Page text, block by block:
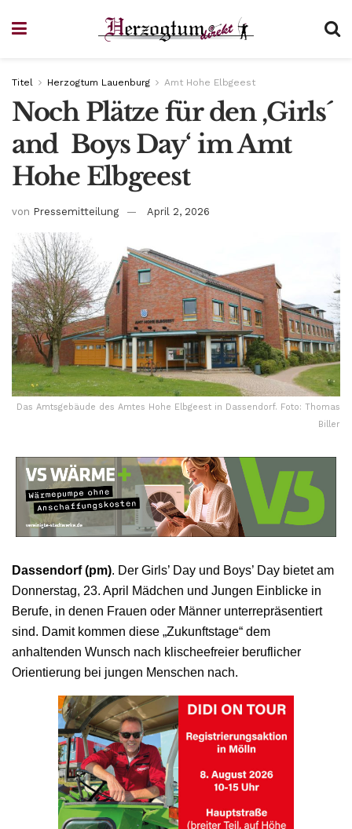
Titel Herzogtum Lauenburg Amt Hohe Elbgeest
Noch Plätze für den ‚Girls´
and Boys Day‘ im Amt
Hohe Elbgeest
von Pressemitteilung April 2, 2026
Das Amtsgebäude des Amtes Hohe Elbgeest in Dassendorf. Foto: Thomas
Biller
Dassendorf (pm). Der Girls’ Day und Boys’ Day bietet am
Donnerstag, 23. April Mädchen und Jungen Einblicke in
Berufe, in denen Frauen oder Männer unterrepräsentiert
sind. Damit kommen diese „Zukunftstage“ dem
anhaltenden Wunsch nach klischeefreier beruflicher
Orientierung bei jungen Menschen nach.